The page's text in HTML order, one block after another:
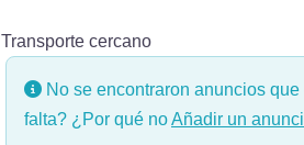
Transporte cercano
No se encontraron anuncios
falta? ¿Por qué noAñadir un